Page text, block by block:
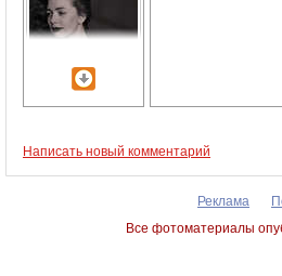
Написать новый комментарий
Реклама
Все фотоматериалы